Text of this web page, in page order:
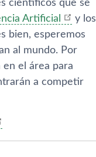
cientí­ficos que se
Artificial
y los
bien, esperemos
al mundo. Por
el área para
a competir